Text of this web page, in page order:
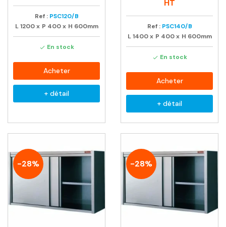
Ref : PSC120/B
L 1200 x P 400 x H 600mm
 En stock
Acheter
+ détail
HT
Ref : PSC140/B
L 1400 x P 400 x H 600mm
 En stock
Acheter
+ détail
-28% -28%